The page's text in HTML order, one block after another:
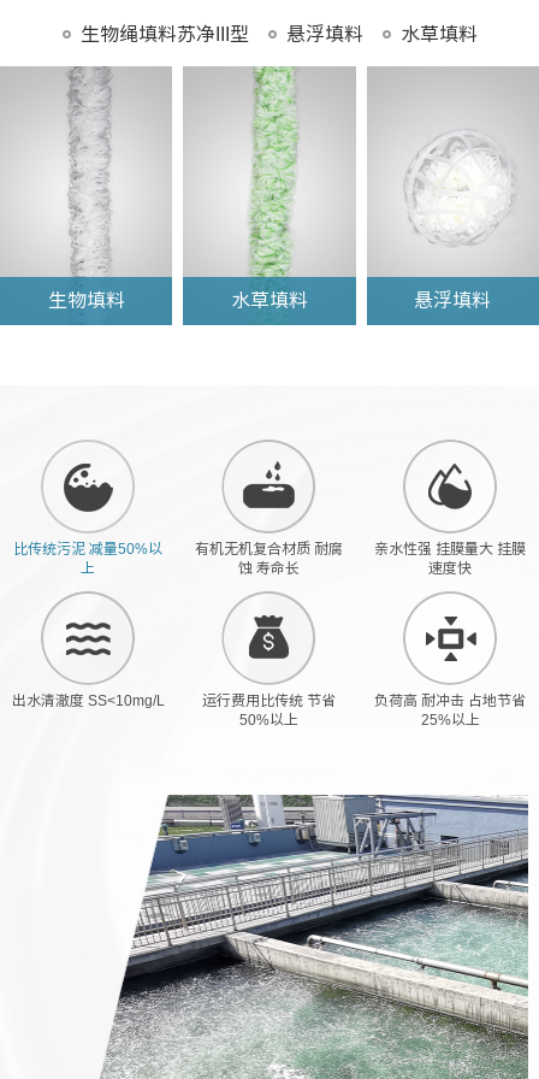
生物绳填料苏净III型 悬浮填料 水草填料
生物填料 水草填料 悬浮填料
比传统污泥 减量50%以
上
有机无机复合材质 耐腐
蚀 寿命长
亲水性强 挂膜量大 挂膜
速度快
出水清澈度 SS<10mg/L
运行费用比传统 节省
50%以上
负荷高 耐冲击 占地节省
25%以上